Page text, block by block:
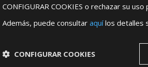
Rellene este
CONFIGURAR COOKIES o rechazar su uso
Además, puede consultar aquílos detalles
CONFIGURAR COOKIES